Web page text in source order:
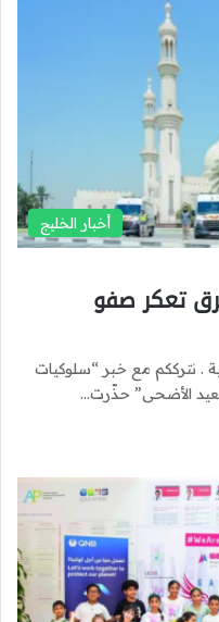
أخبار الخليج
تعكر صفو
العالمية . نترككم مع خبر “سلوكيات
الأضحى” حذّرت…